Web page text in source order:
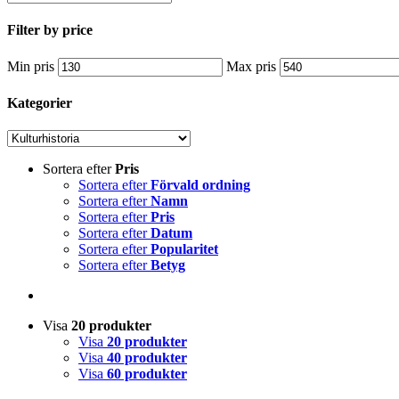
Filter by price
Min pris Max pris
Kategorier
Sortera efterPris
Sortera efterFörvald ordning
Sortera efterNamn
Sortera efterPris
Sortera efterDatum
Sortera efterPopularitet
Sortera efterBetyg
Visa 20 produkter
Visa 20 produkter
Visa 40 produkter
Visa 60 produkter